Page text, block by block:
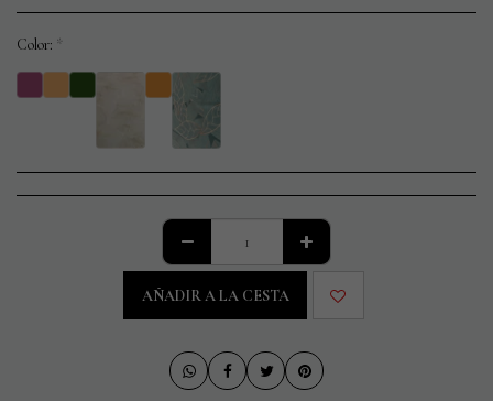
Color: *
AÑADIR A LA CESTA